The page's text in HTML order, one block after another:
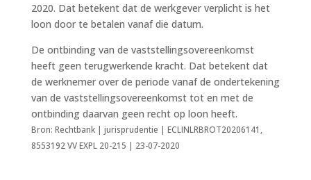
2020. Dat betekent dat de werkgever verplicht is het
loon door te betalen vanaf die datum.
De ontbinding van de vaststellingsovereenkomst
heeft geen terugwerkende kracht. Dat betekent dat
de werknemer over de periode vanaf de ondertekening
van de vaststellingsovereenkomst tot en met de
ontbinding daarvan geen recht op loon heeft.
Bron: Rechtbank | jurisprudentie | ECLINLRBROT20206141,
8553192 VV EXPL 20-215 | 23-07-2020